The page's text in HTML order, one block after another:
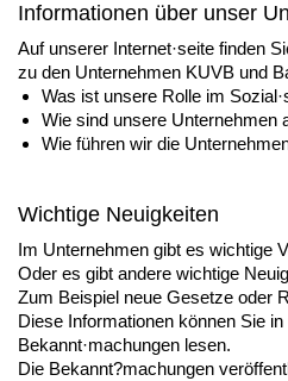
Informationen über unser
Auf unserer Internet·seite finden
zu den Unternehmen KUVB und
Was ist unsere Rolle im
Wie sind unsere Unternehmen
Wie führen wir die
Wichtige Neuigkeiten
Im Unternehmen gibt es wichtige
Oder es gibt andere wichtige
Zum Beispiel neue Gesetze oder
Diese Informationen können Sie
Bekannt·machungen lesen.
Die Bekannt?machungen